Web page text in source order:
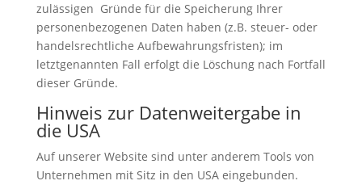
zulässigen Gründe für die Speicherung Ihrer
personenbezogenen Daten haben (z.B. steuer- oder
handelsrechtliche Aufbewahrungsfristen); im
letztgenannten Fall erfolgt die Löschung nach Fortfall
dieser Gründe.
Hinweis zur Datenweitergabe in
die USA
Auf unserer Website sind unter anderem Tools von
Unternehmen mit Sitz in den USA eingebunden.